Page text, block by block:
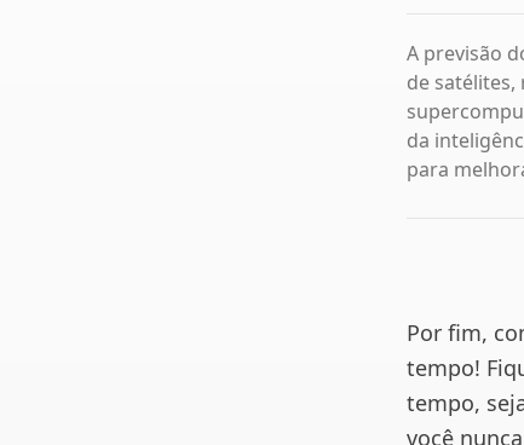
A previsão
de
da
para
Por fim,
tempo!
tempo,
você